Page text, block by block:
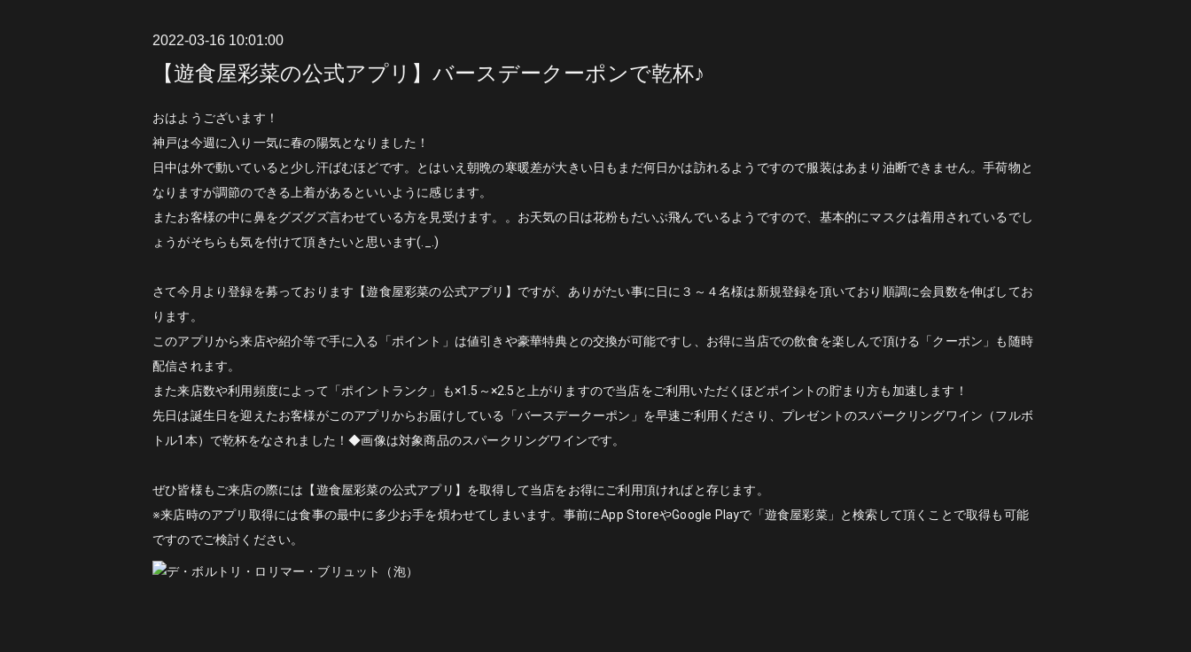
2022-03-16 10:01:00
【遊食屋彩菜の公式アプリ】バースデークーポンで乾杯♪
おはようございます！
神戸は今週に入り一気に春の陽気となりました！
日中は外で動いていると少し汗ばむほどです。とはいえ朝晩の寒暖差が大きい日もまだ何日かは訪れるようですので服装はあまり油断できません。手荷物と
なりますが調節のできる上着があるといいように感じます。
またお客様の中に鼻をグズグズ言わせている方を見受けます。。お天気の日は花粉もだいぶ飛んでいるようですので、基本的にマスクは着用されているでし
ょうがそちらも気を付けて頂きたいと思います(._.)
さて今月より登録を募っております【遊食屋彩菜の公式アプリ】ですが、ありがたい事に日に３～４名様は新規登録を頂いており順調に会員数を伸ばしてお
ります。
このアプリから来店や紹介等で手に入る「ポイント」は値引きや豪華特典との交換が可能ですし、お得に当店での飲食を楽しんで頂ける「クーポン」も随時
配信されます。
また来店数や利用頻度によって「ポイントランク」も×1.5～×2.5と上がりますので当店をご利用いただくほどポイントの貯まり方も加速します！
先日は誕生日を迎えたお客様がこのアプリからお届けしている「バースデークーポン」を早速ご利用くださり、プレゼントのスパークリングワイン（フルボ
トル1本）で乾杯をなされました！◆画像は対象商品のスパークリングワインです。
ぜひ皆様もご来店の際には【遊食屋彩菜の公式アプリ】を取得して当店をお得にご利用頂ければと存じます。
※来店時のアプリ取得には食事の最中に多少お手を煩わせてしまいます。事前にApp StoreやGoogle Playで「遊食屋彩菜」と検索して頂くことで取得も可能
ですのでご検討ください。